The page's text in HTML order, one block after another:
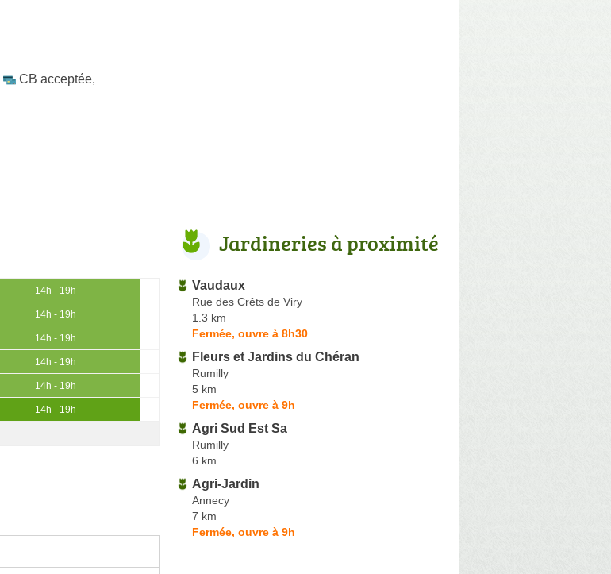
CB acceptée,
14h - 19h
14h - 19h
14h - 19h
14h - 19h
14h - 19h
14h - 19h
Jardineries à proximité
Vaudaux
Rue des Crêts de Viry
1.3 km
Fermée, ouvre à 8h30
Fleurs et Jardins du Chéran
Rumilly
5 km
Fermée, ouvre à 9h
Agri Sud Est Sa
Rumilly
6 km
Agri-Jardin
Annecy
7 km
Fermée, ouvre à 9h